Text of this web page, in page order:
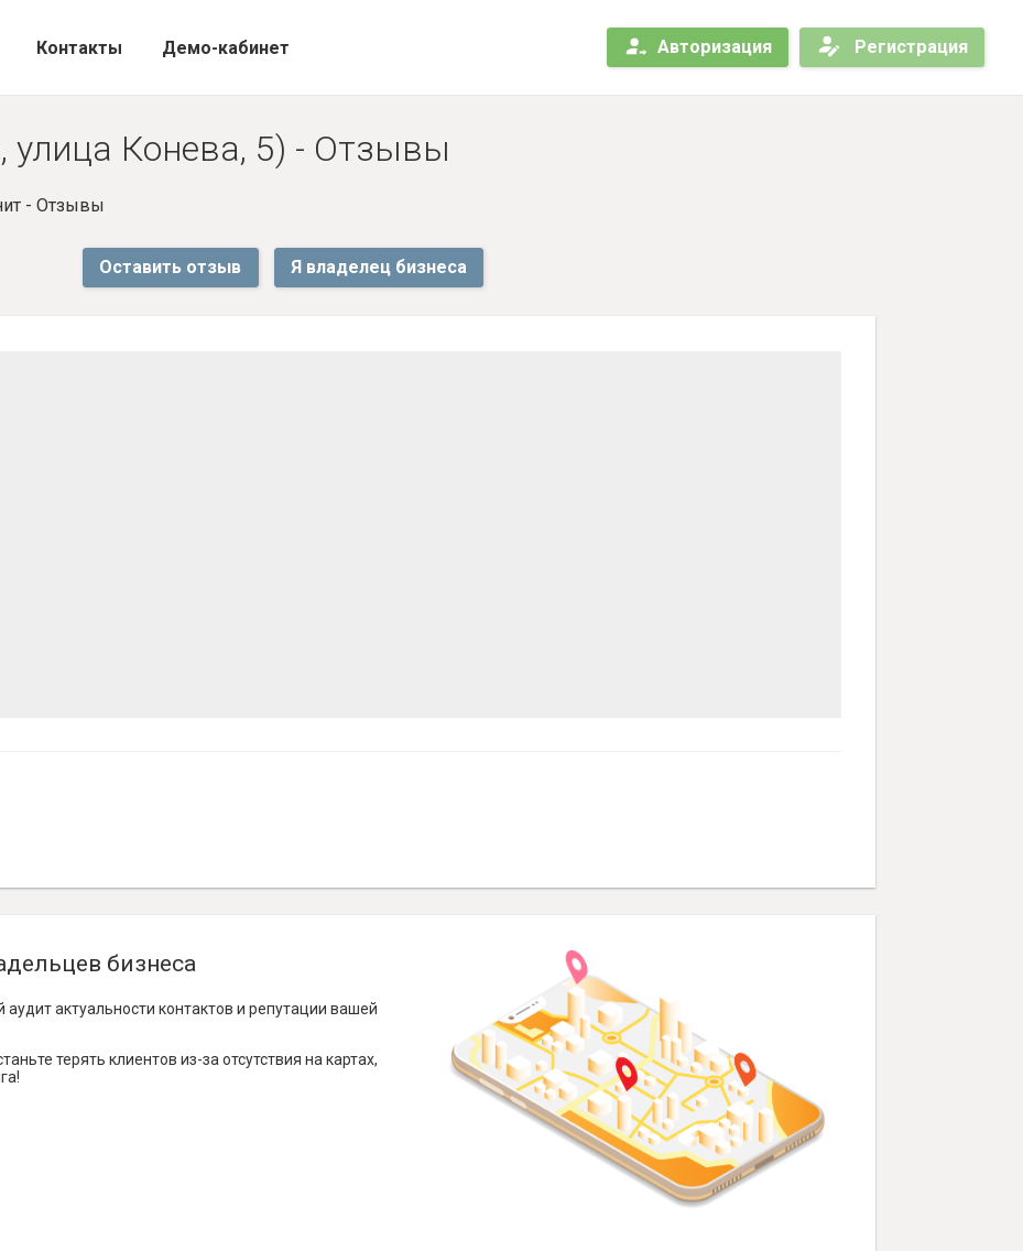
Контакты Демо-кабинет Авторизация Регистрация
улица Конева, 5) - Отзывы
- Отзывы
Оставить отзыв Я владелец бизнеса
бизнеса
актуальности контактов и репутации вашей
терять клиентов из-за отсутствия на картах,